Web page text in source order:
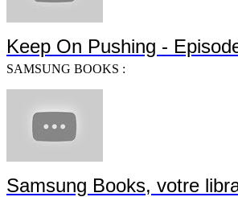
Keep On Pushing -
SAMSUNG BOOKS :
Samsung Books, votre